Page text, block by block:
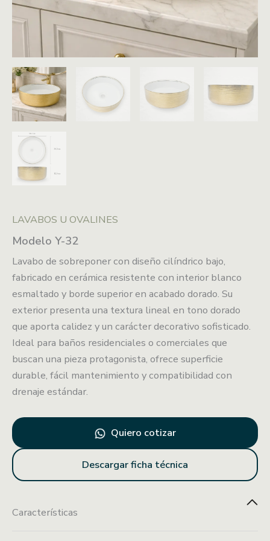
LAVABOS U OVALINES
Modelo Y-32
Lavabo de sobreponer con diseño cilíndrico bajo,
fabricado en cerámica resistente con interior blanco
esmaltado y borde superior en acabado dorado. Su
exterior presenta una textura lineal en tono dorado
que aporta calidez y un carácter decorativo sofisticado.
Ideal para baños residenciales o comerciales que
buscan una pieza protagonista, ofrece superficie
durable, fácil mantenimiento y compatibilidad con
drenaje estándar.
Quiero cotizar
Descargar ficha técnica
Características